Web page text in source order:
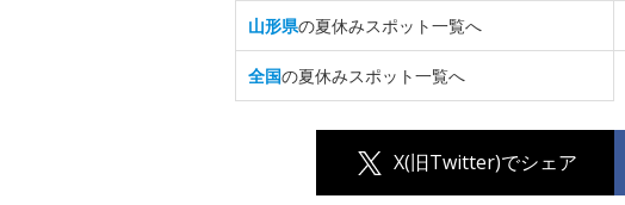
山形県の夏休みスポット一覧へ
全国の夏休みスポット一覧へ
X(旧Twitter)でシェア